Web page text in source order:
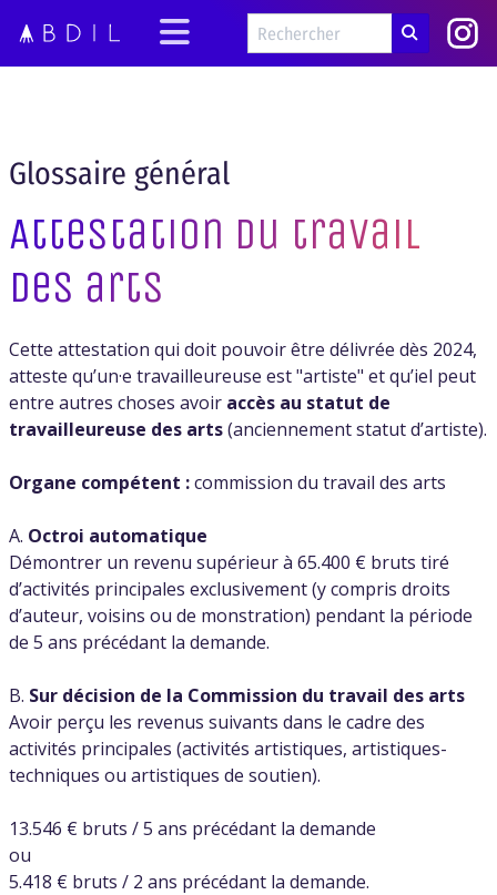
Glossaire général
Attestation du travail
des arts
Cette attestation qui doit pouvoir être délivrée dès 2024,
atteste qu’un·e travailleureuse est "artiste" et qu’iel peut
entre autres choses avoir accès au statut de
travailleureuse des arts(anciennement statut d’artiste).
Organe compétent :commission du travail des arts
A. Octroi automatique
Démontrer un revenu supérieur à 65.400 € bruts tiré
d’activités principales exclusivement (y compris droits
d’auteur, voisins ou de monstration) pendant la période
de 5 ans précédant la demande.
B. Sur décision de la Commission du travail des arts
Avoir perçu les revenus suivants dans le cadre des
activités principales (activités artistiques, artistiques-
techniques ou artistiques de soutien).
13.546 € bruts / 5 ans précédant la demande
ou
5.418 € bruts / 2 ans précédant la demande.